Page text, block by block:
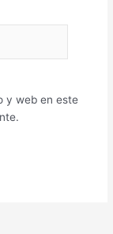
y web en este